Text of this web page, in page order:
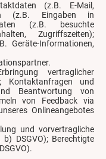
(z.B. E-Mail,
(z.B. Eingaben in
(z.B. besuchte
Zugriffszeiten);
Geräte-Informationen,
vertraglicher
Kontaktanfragen und
Beantwortung von
von Feedback via
Onlineangebotes
und vorvertragliche
DSGVO); Berechtigte